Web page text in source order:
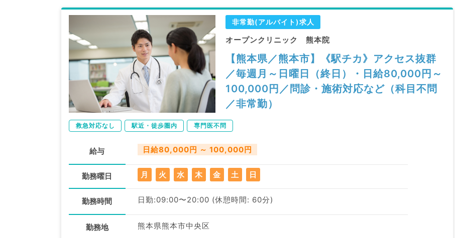
非常勤(アルバイト)求人
オープンクリニック 熊本院
【熊本県／熊本市】《駅チカ》アクセス抜群
／毎週月～日曜日（終日）・日給80,000円～
100,000円／問診・施術対応など（科目不問
／非常勤）
救急対応なし 駅近・徒歩圏内 専門医不問
給与 日給80,000円 ～ 100,000円
勤務曜日 月 火 水 木 金 土 日
勤務時間 日勤:09:00〜20:00 (休憩時間: 60分)
勤務地 熊本県熊本市中央区